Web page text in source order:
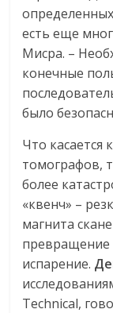
есть еще
Мисра. –
конечные
было
Что касается
томографов,
более
«квенч» –
магнита
превращение
испарение.
Technical,